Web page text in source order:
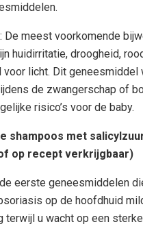
De meest voorkomende
huidirritatie, droogheid,
voor licht. Dit geneesmiddel
de zwangerschap of
risico’s voor de baby.
shampoos met
op recept verkrijgbaar)
eerste geneesmiddelen
op de hoofdhuid
terwijl u wacht op een